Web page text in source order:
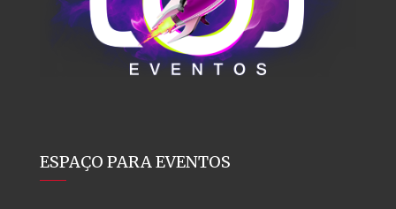
ESPAÇO PARA EVENTOS